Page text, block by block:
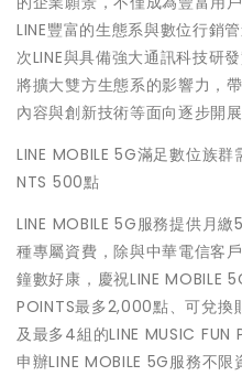
LINE豐富的生態系與數位行銷
次LINE與具備強大通訊科技研
將擴大雙方生態系的影響力，
內容與創新技術等面向逐步開展
LINE MOBILE 5G滿足數位族
NTS 500點
LINE MOBILE 5G服務提供月
種專屬資費，除與中華電信客
鐘數好康，慶祝LINE MOBILE
POINTS最多2,000點、可兌換
及最多4組的LINE MUSIC
申辦LINE MOBILE 5G服務不